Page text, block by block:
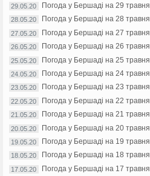
29.05.20 Погода у Бершаді на 29 травня
28.05.20 Погода у Бершаді на 28 травня
27.05.20 Погода у Бершаді на 27 травня
26.05.20 Погода у Бершаді на 26 травня
25.05.20 Погода у Бершаді на 25 травня
24.05.20 Погода у Бершаді на 24 травня
23.05.20 Погода у Бершаді на 23 травня
22.05.20 Погода у Бершаді на 22 травня
21.05.20 Погода у Бершаді на 21 травня
20.05.20 Погода у Бершаді на 20 травня
19.05.20 Погода у Бершаді на 19 травня
18.05.20 Погода у Бершаді на 18 травня
17.05.20 Погода у Бершаді на 17 травня